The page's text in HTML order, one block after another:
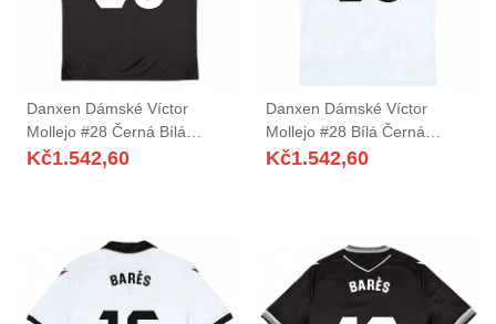
Danxen Dámské Víctor
Mollejo #28 Černá Bílá
Daleko Hráčské Dresy
Kč1.542,60
Danxen Dámské Víctor
Mollejo #28 Bílá Černá
Domů Hráčské Dresy
Kč1.542,60